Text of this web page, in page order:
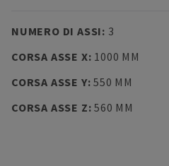
NUMERO DI ASSI: 3
CORSA ASSE X: 1000 MM
CORSA ASSE Y:550 MM
CORSA ASSE Z:560 MM